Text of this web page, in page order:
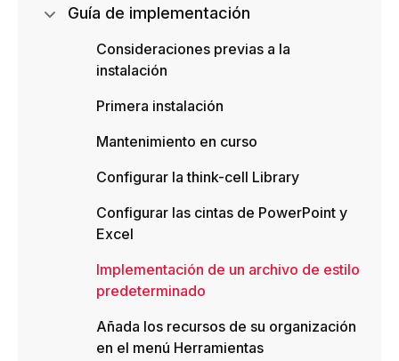
Guía de implementación
Consideraciones previas a la
instalación
Primera instalación
Mantenimiento en curso
Configurar la think-cell Library
Configurar las cintas de PowerPoint y
Excel
Implementación de un archivo de estilo
predeterminado
Añada los recursos de su organización
en el menú Herramientas